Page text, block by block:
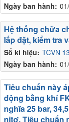
Ngày ban hành:
Số kí hiệu: TCVN
Ngày ban hành:
Hệ thống chữa
lắp đặt, kiểm tra
Tiêu chuẩn này
động bằng khí
nghĩa 25 bar,
nitơ. Tiêu chuẩn